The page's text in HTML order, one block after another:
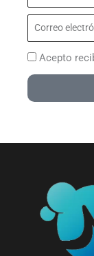
Correo
electrónico
Acepto